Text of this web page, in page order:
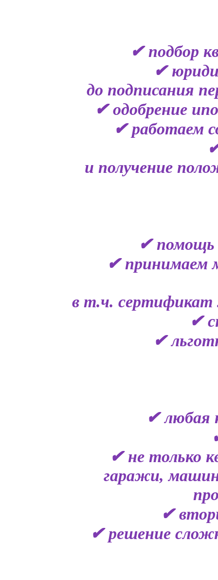
✔ подбор
✔
до подписания
✔ одобрение
✔ работаем
и получение
✔ помощь
✔ принимаем
в т.ч. сертификат
✔
✔
✔ любая
✔ не только
гаражи,
✔
✔ решение